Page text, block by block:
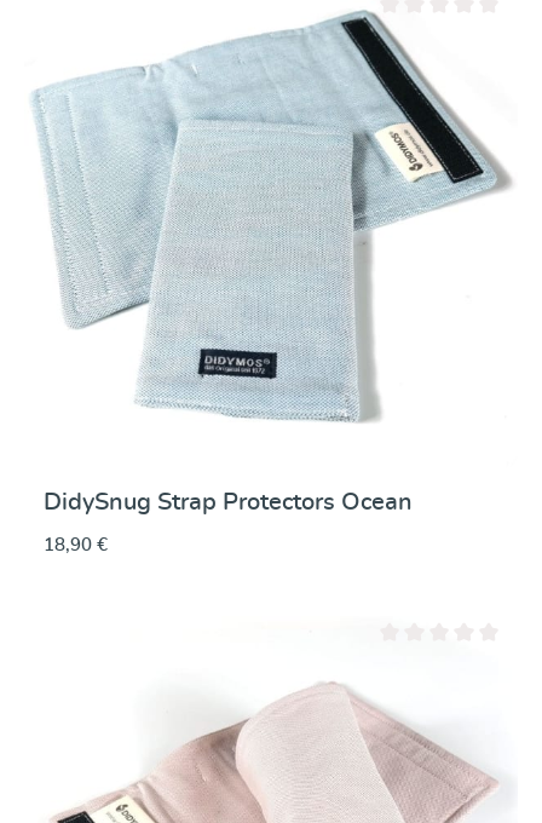
Note moyenne de 0
DidySnug Strap Protectors Ocean
18,90 €